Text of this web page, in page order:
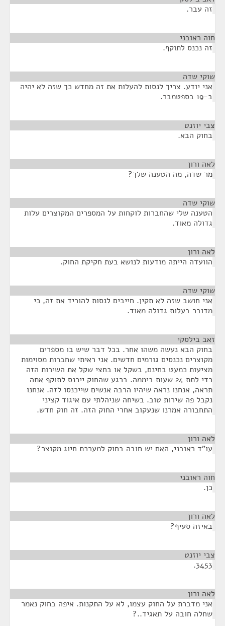
זה עבר.
חוה ראובני
זה נכנס לתוקף.
שוקי שדה
אני יודע. צריך לנסות להעלות את זה מחדש כך שזה לא יהיה
ב-19 בספטמבר.
צבי יוזנט
בחוק הבא.
לאה ורון
מר שדה, מה הטענה שלך?
שוקי שדה
הטענה שלי שהחברות לוקחות על המספרים המקוצרים עלות
גדולה מאוד.
לאה ורון
הוועדה הייתה מודעות לנושא בעת חקיקת החוק.
שוקי שדה
אני חושב שזה לא תקין. חייבים לנסות להוריד את זה, כי
מדובר בעלות גדולה מאוד.
זאב בילסקי
בחוק הבא נעשה משהו אחר. בכל דבר שיש בו מספרים
מקוצרים נכנסים גורמים חדשים. אני ראיתי שחברות מסוימות
מציעות כמעט בחינם, בשקל או בחצי שקל את השירות הזה
כדי לתת 24 שעות ביממה. ברגע שהחוק ייכנס לתוקף אתה
תראה, אנחנו נראה שיהיו הרבה אנשים שייכנסו לזה. אנחנו
נקבל פה שירות טוב. בשיחה שניהלתי עם איגוד קציני
התחבורה אמרנו שנעקוב אחרי החוק הזה. זה חוק חדש.
לאה ורון
עו"ד ראובני, האם יש חובה בחוק למערכת חיוג מקוצר?
חוה ראובני
כן.
לאה ורון
באיזה סעיף?
צבי יוזנט
3453.
לאה ורון
אני מדברת על החוק עצמו, לא על התקנות. איפה בחוק נאמר
שחלה חובה על תאגיד..?